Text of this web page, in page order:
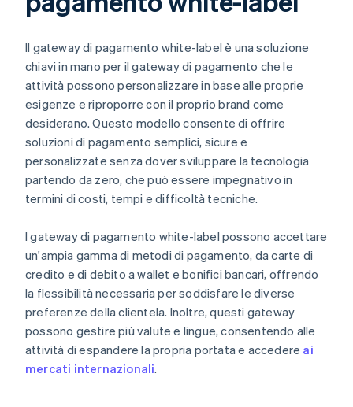
Il gateway di pagamento white-label è una soluzione
chiavi in mano per il gateway di pagamento che le
attività possono personalizzare in base alle proprie
esigenze e riproporre con il proprio brand come
desiderano. Questo modello consente di offrire
soluzioni di pagamento semplici, sicure e
personalizzate senza dover sviluppare la tecnologia
partendo da zero, che può essere impegnativo in
termini di costi, tempi e difficoltà tecniche.
I gateway di pagamento white-label possono accettare
un'ampia gamma di metodi di pagamento, da carte di
credito e di debito a wallet e bonifici bancari, offrendo
la flessibilità necessaria per soddisfare le diverse
preferenze della clientela. Inoltre, questi gateway
possono gestire più valute e lingue, consentendo alle
attività di espandere la propria portata e accedere ai
mercati internazionali.